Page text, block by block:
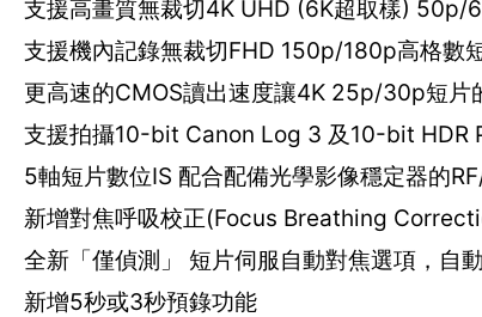
支援高畫質無裁切4K UHD (6K超取樣) 50p/
支援機內記錄無裁切FHD 150p/180p高格數
更高速的CMOS讀出速度讓4K 25p/30p短片
支援拍攝10-bit Canon Log 3 及10-bit HDR
5軸短片數位IS 配合配備光學影像穩定器的
新增對焦呼吸校正(Focus Breathing
全新「僅偵測」 短片伺服自動對焦選項，自
新增5秒或3秒預錄功能